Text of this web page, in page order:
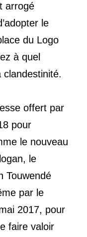
arrogé
le
du Logo
à quel
offert par
pour
le nouveau
le
Touwendé
par le
2017, pour
faire valoir